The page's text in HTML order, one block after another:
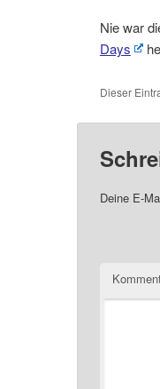
Nie war
Days
Dieser
Deine E-